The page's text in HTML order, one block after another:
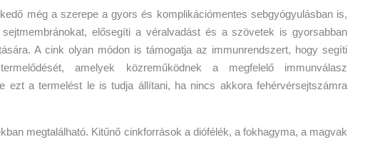
még a szerepe a gyors és komplikációmentes sebgyógyulásban is,
elősegíti a véralvadást és a szövetek is gyorsabban
A cink olyan módon is támogatja az immunrendszert, hogy segíti
amelyek közreműködnek a megfelelő immunválasz
ezt a termelést le is tudja állítani, ha nincs akkora fehérvérsejtszámra
megtalálható. Kitűnő cinkforrások a diófélék, a fokhagyma, a magvak